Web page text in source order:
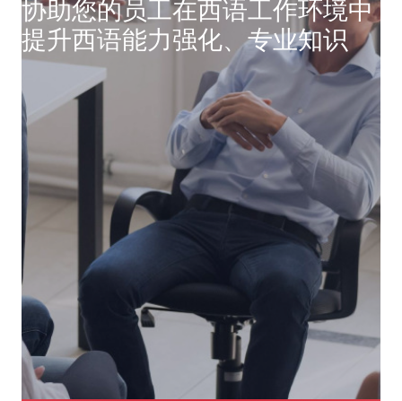
协助您的员工在西语工作环境中
提升西语能力强化、专业知识